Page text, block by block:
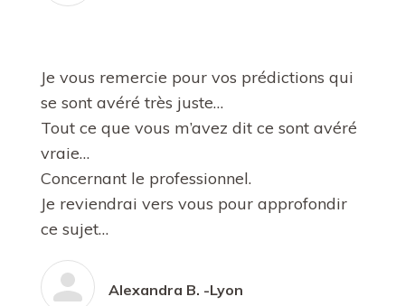
Je vous remercie pour vos prédictions qui
se sont avéré très juste…
Tout ce que vous m’avez dit ce sont avéré
vraie…
Concernant le professionnel.
Je reviendrai vers vous pour approfondir
ce sujet…
Alexandra B. -Lyon